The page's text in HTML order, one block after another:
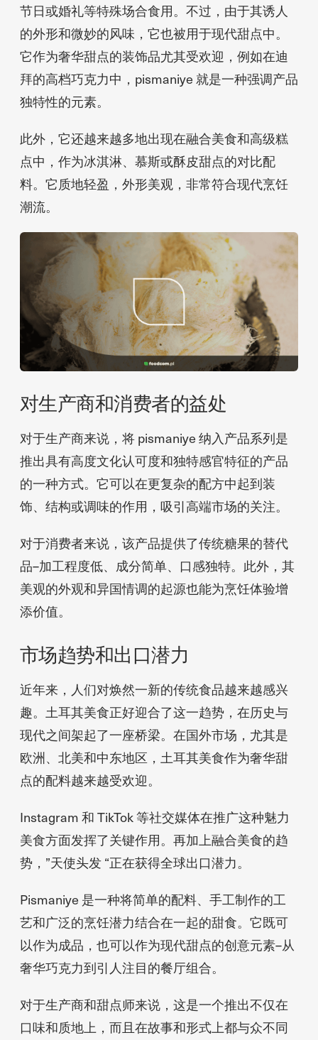
节日或婚礼等特殊场合食用。不过，由于其诱人
的外形和微妙的风味，它也被用于现代甜点中。
它作为奢华甜点的装饰品尤其受欢迎，例如在迪
拜的高档巧克力中，pismaniye 就是一种强调产品
独特性的元素。
此外，它还越来越多地出现在融合美食和高级糕
点中，作为冰淇淋、慕斯或酥皮甜点的对比配
料。它质地轻盈，外形美观，非常符合现代烹饪
潮流。
对生产商和消费者的益处
对于生产商来说，将 pismaniye 纳入产品系列是
推出具有高度文化认可度和独特感官特征的产品
的一种方式。它可以在更复杂的配方中起到装
饰、结构或调味的作用，吸引高端市场的关注。
对于消费者来说，该产品提供了传统糖果的替代
品–加工程度低、成分简单、口感独特。此外，其
美观的外观和异国情调的起源也能为烹饪体验增
添价值。
市场趋势和出口潜力
近年来，人们对焕然一新的传统食品越来越感兴
趣。土耳其美食正好迎合了这一趋势，在历史与
现代之间架起了一座桥梁。在国外市场，尤其是
欧洲、北美和中东地区，土耳其美食作为奢华甜
点的配料越来越受欢迎。
Instagram 和 TikTok 等社交媒体在推广这种魅力
美食方面发挥了关键作用。再加上融合美食的趋
势，”天使头发 “正在获得全球出口潜力。
Pismaniye 是一种将简单的配料、手工制作的工
艺和广泛的烹饪潜力结合在一起的甜食。它既可
以作为成品，也可以作为现代甜点的创意元素–从
奢华巧克力到引人注目的餐厅组合。
对于生产商和甜点师来说，这是一个推出不仅在
口味和质地上，而且在故事和形式上都与众不同